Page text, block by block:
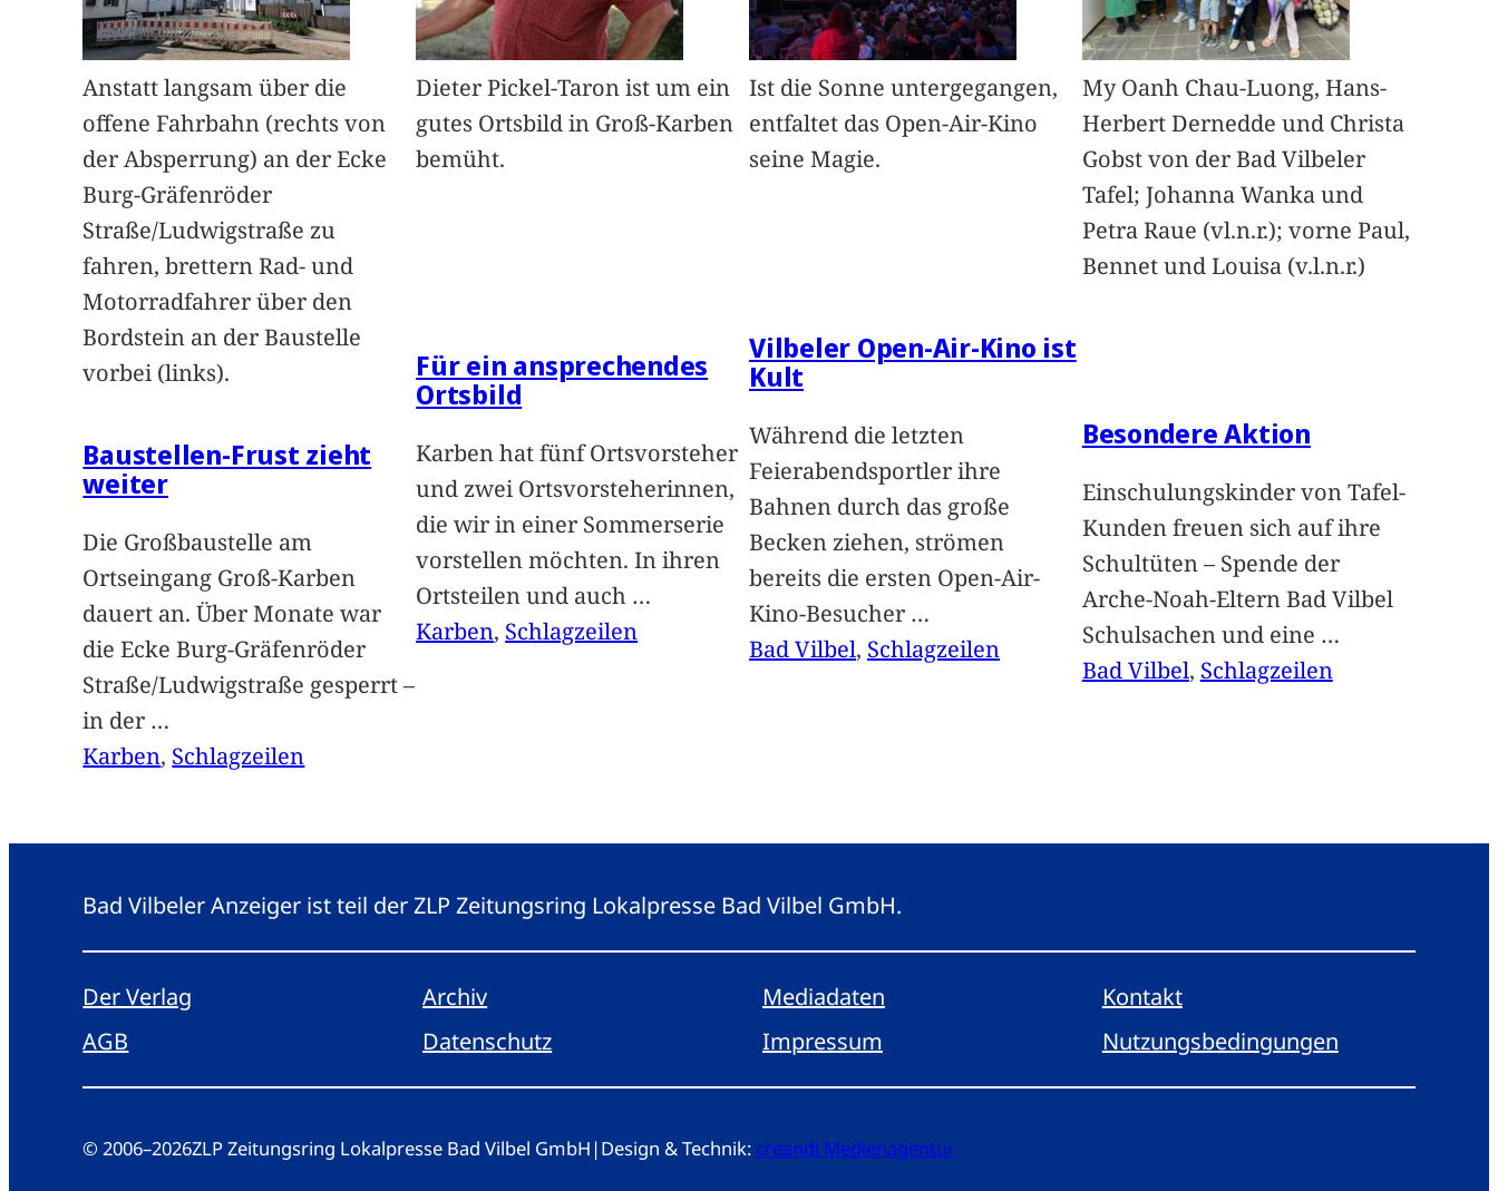
Anstatt langsam über die
offene Fahrbahn (rechts von
der Absperrung) an der Ecke
Burg-Gräfenröder
Straße/Ludwigstraße zu
fahren, brettern Rad- und
Motorradfahrer über den
Bordstein an der Baustelle
vorbei (links).
Baustellen-Frust zieht
weiter
Die Großbaustelle am
Ortseingang Groß-Karben
dauert an. Über Monate war
die Ecke Burg-Gräfenröder
Straße/Ludwigstraße gesperrt –
in der …
Karben, Schlagzeilen
Dieter Pickel-Taron ist um ein
gutes Ortsbild in Groß-Karben
bemüht.
Für ein ansprechendes
Ortsbild
Karben hat fünf Ortsvorsteher
und zwei Ortsvorsteherinnen,
die wir in einer Sommerserie
vorstellen möchten. In ihren
Ortsteilen und auch …
Karben, Schlagzeilen
Ist die Sonne untergegangen,
entfaltet das Open-Air-Kino
seine Magie.
Vilbeler Open-Air-Kino ist
Kult
Während die letzten
Feierabendsportler ihre
Bahnen durch das große
Becken ziehen, strömen
bereits die ersten Open-Air-
Kino-Besucher …
Bad Vilbel, Schlagzeilen
My Oanh Chau-Luong, Hans-
Herbert Dernedde und Christa
Gobst von der Bad Vilbeler
Tafel; Johanna Wanka und
Petra Raue (vl.n.r.); vorne Paul,
Bennet und Louisa (v.l.n.r.)
Besondere Aktion
Einschulungskinder von Tafel-
Kunden freuen sich auf ihre
Schultüten – Spende der
Arche-Noah-Eltern Bad Vilbel
Schulsachen und eine …
Bad Vilbel, Schlagzeilen
Bad Vilbeler Anzeiger ist teil der ZLP Zeitungsring Lokalpresse Bad Vilbel GmbH.
Der Verlag Archiv Mediadaten
Kontakt
AGB
Datenschutz Impressum Nutzungsbedingungen
© 2006–2026ZLP Zeitungsring Lokalpresse Bad Vilbel GmbH |Design & Technik: creandi Medienagentur